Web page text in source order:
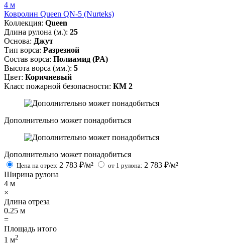
4 м
Ковролин Queen QN-5 (Nurteks)
Коллекция: Queen
Длина рулона (м.): 25
Основа: Джут
Тип ворса: Разрезной
Состав ворса: Полиамид (PA)
Высота ворса (мм.): 5
Цвет: Коричневый
Класс пожарной безопасности: КМ 2
Дополнительно может понадобиться
Дополнительно может понадобиться
Цена на отрез: 2 783 ₽/м² от 1 рулона: 2 783 ₽/м²
Ширина рулона
4 м
×
Длина отреза
0.25 м
=
Площадь итого
1 м2